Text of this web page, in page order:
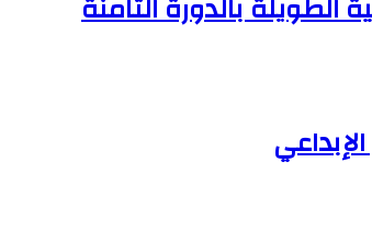
بالدورة الثامنة